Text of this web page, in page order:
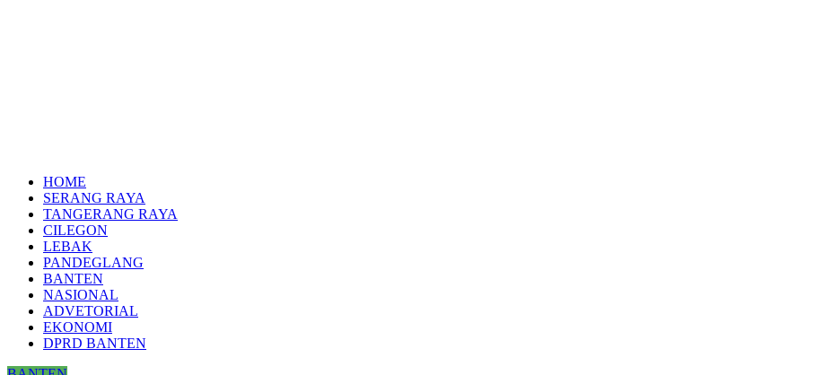
HOME
SERANG RAYA
TANGERANG RAYA
CILEGON
LEBAK
PANDEGLANG
BANTEN
NASIONAL
ADVETORIAL
EKONOMI
DPRD BANTEN